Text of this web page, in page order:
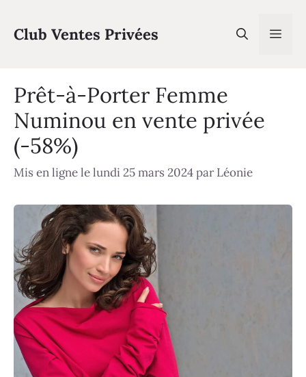
contenu
Club Ventes Privées
Prêt-à-Porter Femme
Numinou en vente privée
(-58%)
Mis en ligne le lundi 25 mars 2024parLéonie